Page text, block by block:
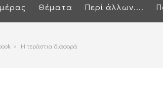
Θέματα Περί άλλων....
> Η τεράστια διαφορά